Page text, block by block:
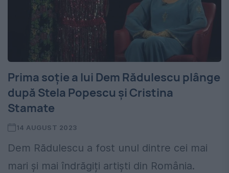
Prima soție a lui Dem Rădulescu plânge
după Stela Popescu şi Cristina
Stamate
14 AUGUST 2023
Dem Rădulescu a fost unul dintre cei mai
mari și mai îndrăgiți artişti din România.